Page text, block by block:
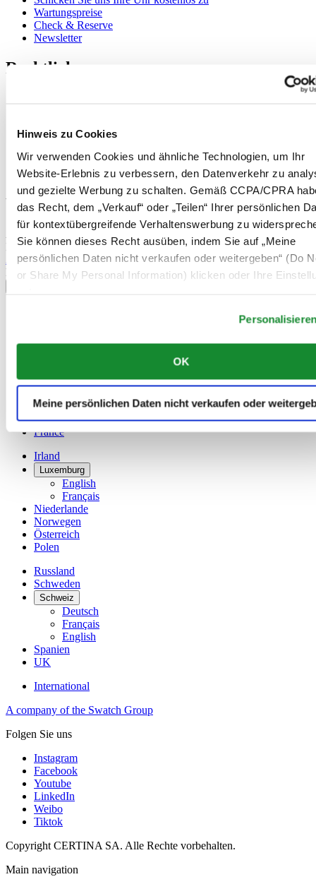
Hinweis zu Cookies
Wir verwenden Cookies und ähnliche Technologien, um Ihr
Website-Erlebnis zu verbessern, den Datenverkehr zu
und gezielte Werbung zu schalten. Gemäß CCPA/CPRA
das Recht, dem „Verkauf“ oder „Teilen“ Ihrer persönlichen
für kontextübergreifende Verhaltenswerbung zu
Sie können dieses Recht ausüben, indem Sie auf „Meine
persönlichen Daten nicht verkaufen oder weitergeben“ (Do
or Share My Personal Information) klicken oder Ihre
OK
Meine persönlichen Daten nicht verkaufen oder
Wartungspreise
Check & Reserve
Newsletter
Rechtliches
Impressum
Verkaufsbedingungen und Konditionen
Widerruf des Vertrags
Willkommen im CERTINA Club
Abonnieren Sie unseren Newsletter und erhalten Sie exklusive
Information
Anmelden
Land/Region auswählen
简体中文
Deutschland
Finnland
France
Irland
Luxemburg
English
Français
Niederlande
Norwegen
Österreich
Polen
Russland
Schweden
Schweiz
Deutsch
Français
English
Spanien
UK
International
A company of the Swatch Group
Folgen Sie uns
Instagram
Facebook
Youtube
LinkedIn
Weibo
Tiktok
Copyright CERTINA SA. Alle Rechte vorbehalten.
Main navigation